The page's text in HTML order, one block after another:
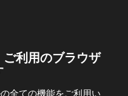
利用のブラウザ
全ての機能をご利用い